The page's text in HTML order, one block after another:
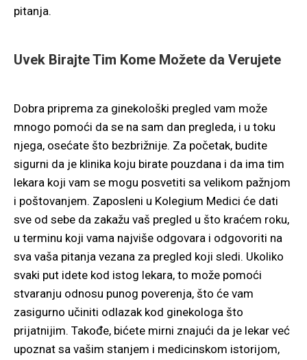
pitanja.
Uvek Birajte Tim Kome Možete da Verujete
Dobra priprema za ginekološki pregled vam može
mnogo pomoći da se na sam dan pregleda, i u toku
njega, osećate što bezbrižnije. Za početak, budite
sigurni da je klinika koju birate pouzdana i da ima tim
lekara koji vam se mogu posvetiti sa velikom pažnjom
i poštovanjem. Zaposleni u Kolegium Medici će dati
sve od sebe da zakažu vaš pregled u što kraćem roku,
u terminu koji vama najviše odgovara i odgovoriti na
sva vaša pitanja vezana za pregled koji sledi. Ukoliko
svaki put idete kod istog lekara, to može pomoći
stvaranju odnosu punog poverenja, što će vam
zasigurno učiniti odlazak kod ginekologa što
prijatnijim. Takođe, bićete mirni znajući da je lekar već
upoznat sa vašim stanjem i medicinskom istorijom,